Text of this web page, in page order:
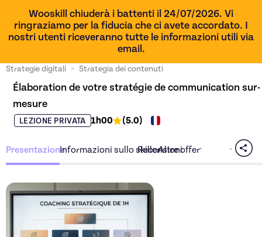
Wooskill chiuderà i battenti il 24/07/2026. Vi
ringraziamo per la fiducia che ci avete accordato. I
nostri utenti riceveranno tutte le informazioni utili via
email.
Strategie digitali > Strategia dei contenuti
Élaboration de votre stratégie de communication sur-
mesure
LEZIONE PRIVATA 1h00 (5.0)
PresentazioneInformazioni sullo skillerRecensioni
Altre offerte dello skiller